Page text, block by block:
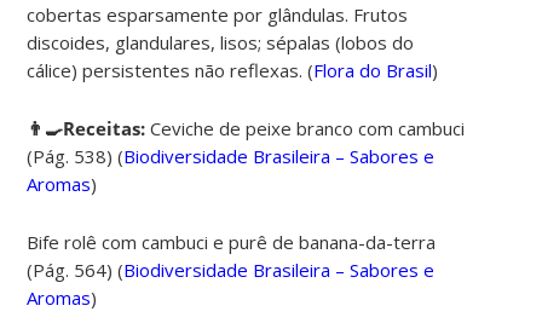
cobertas esparsamente por glândulas. Frutos
discoides, glandulares, lisos; sépalas (lobos do
cálice) persistentes não reflexas. (Flora do Brasil)
👨‍🍳Receitas:Ceviche de peixe branco com cambuci
(Pág. 538) (Biodiversidade Brasileira – Sabores e
Aromas)
Bife rolê com cambuci e purê de banana-da-terra
(Pág. 564) (Biodiversidade Brasileira – Sabores e
Aromas)